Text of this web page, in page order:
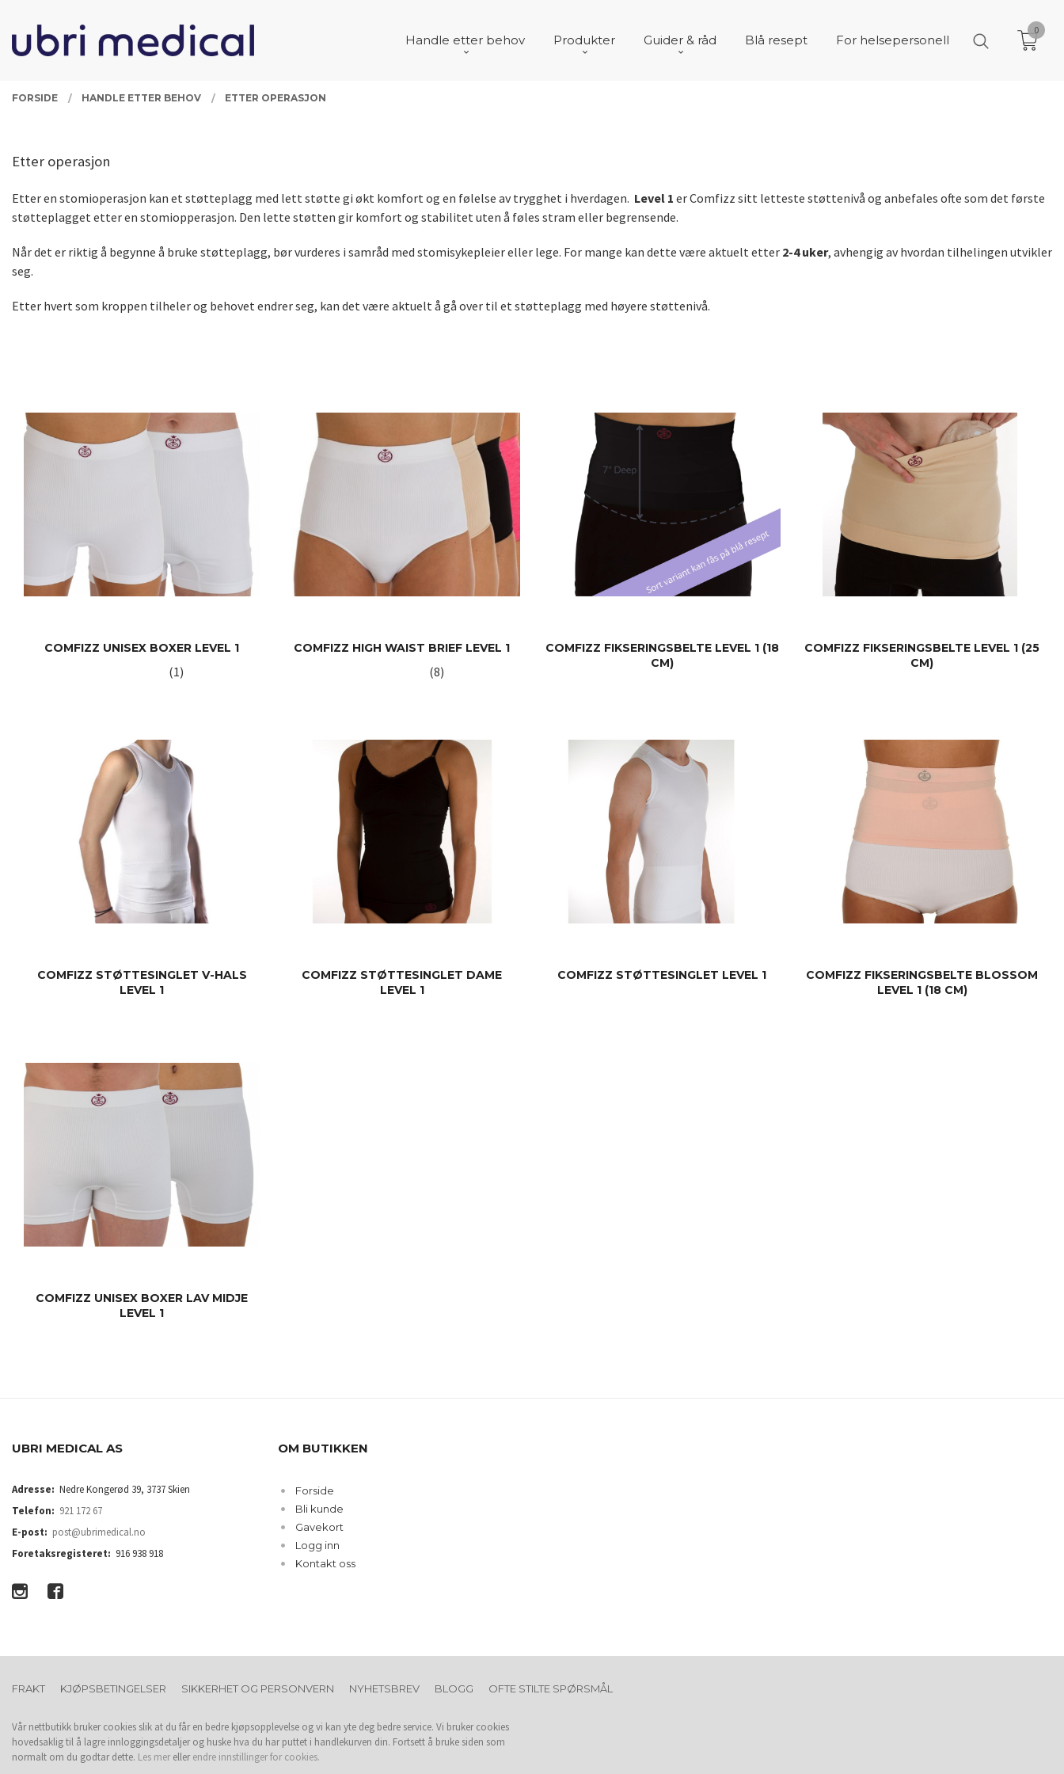
innholdet
PRODUKTER
Handle etter behov Produkter Guider & råd Blå resept For helsepersonell
0
FORSIDE HANDLE ETTER BEHOV ETTER OPERASJON
Etter operasjon
Etter en stomioperasjon kan et støtteplagg med lett støtte gi økt komfort og en følelse av trygghet i hverdagen. Level 1 er Comfizz sitt letteste støttenivå og anbefales ofte som det første
støtteplagget etter en stomiopperasjon. Den lette støtten gir komfort og stabilitet uten å føles stram eller begrensende.
Når det er riktig å begynne å bruke støtteplagg, bør vurderes i samråd med stomisykepleier eller lege. For mange kan dette være aktuelt etter 2-4 uker, avhengig av hvordan tilhelingen utvikler
seg.
Etter hvert som kroppen tilheler og behovet endrer seg, kan det være aktuelt å gå over til et støtteplagg med høyere støttenivå.
COMFIZZ UNISEX BOXER LEVEL 1
(1)
COMFIZZ HIGH WAIST BRIEF LEVEL 1
(8)
COMFIZZ FIKSERINGSBELTE LEVEL 1 (18
CM)
COMFIZZ FIKSERINGSBELTE LEVEL 1 (25
CM)
COMFIZZ STØTTESINGLET V-HALS
LEVEL 1
COMFIZZ STØTTESINGLET DAME
LEVEL 1
COMFIZZ STØTTESINGLET LEVEL 1
COMFIZZ FIKSERINGSBELTE BLOSSOM
LEVEL 1 (18 CM)
COMFIZZ UNISEX BOXER LAV MIDJE
LEVEL 1
UBRI MEDICAL AS
Adresse: Nedre Kongerød 39, 3737 Skien
Telefon: 921 172 67
E-post: post@ubrimedical.no
Foretaksregisteret: 916 938 918
OM BUTIKKEN
Forside
Bli kunde
Gavekort
Logg inn
Kontakt oss
FRAKT KJØPSBETINGELSER SIKKERHET OG PERSONVERN NYHETSBREV BLOGG OFTE STILTE SPØRSMÅL
Vår nettbutikk bruker cookies slik at du får en bedre kjøpsopplevelse og vi kan yte deg bedre service. Vi bruker cookies
hovedsaklig til å lagre innloggingsdetaljer og huske hva du har puttet i handlekurven din. Fortsett å bruke siden som
normalt om du godtar dette. Les mer ellerendre innstillinger for cookies.